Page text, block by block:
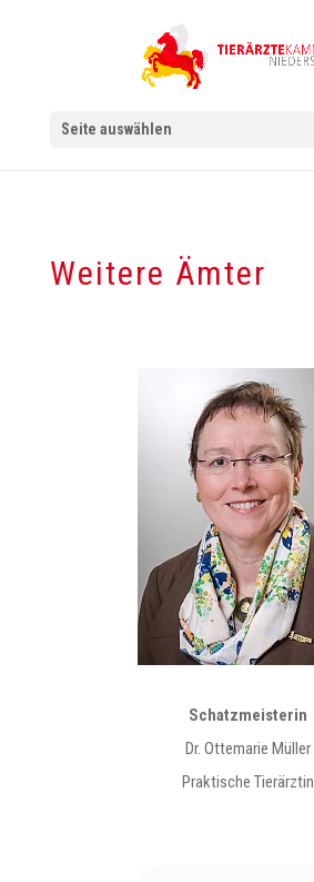
Seite auswählen
Weitere Ämter
Schatzmeisterin
Dr. Ottemarie Müller
Praktische Tierärztin